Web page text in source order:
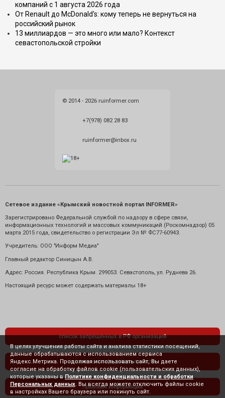
компаний с 1 августа 2026 года
От Renault до McDonald's: кому теперь не вернуться на
российский рынок
13 миллиардов — это много или мало? Контекст
севастопольской стройки
© 2014 - 2026 ruinformer.com
+7(978) 082 28 83
ruinformer@inbox.ru
Сетевое издание «Крымский новостной портал INFORMER»
Зарегистрировано Федеральной службой по надзору в сфере связи,
информационных технологий и массовых коммуникаций (Роскомнадзор) 05
марта 2015 года, свидетельство о регистрации Эл № ФС77-60943.
Учредитель: ООО "Информ Медиа"
Главный редактор Синицын А.В.
Адрес: Россия. Республика Крым. 299053. Севастополь, ул. Руднева 26.
Настоящий ресурс может содержать материалы 18+
список запрещенных в РФ организаций
политика конфиденциальности
правовая информация
В целях улучшения работы сайта и анализа статистики посещений,
данные обрабатываются с использованием сервиса
Яндекс.Метрика. Продолжая использовать сайт, Вы даете
согласие на обработку файлов cookie (пользовательских данных),
которые указаны в Политике конфиденциальности и обработки
Персональных данных . Вы всегда можете отключить файлы cookie
в настройках Вашего браузера или покинуть сайт.